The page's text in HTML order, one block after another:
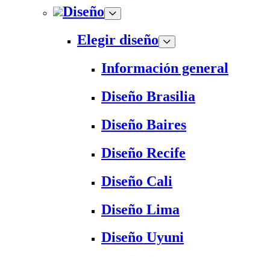
Diseño
Elegir diseño
Información general
Diseño Brasilia
Diseño Baires
Diseño Recife
Diseño Cali
Diseño Lima
Diseño Uyuni